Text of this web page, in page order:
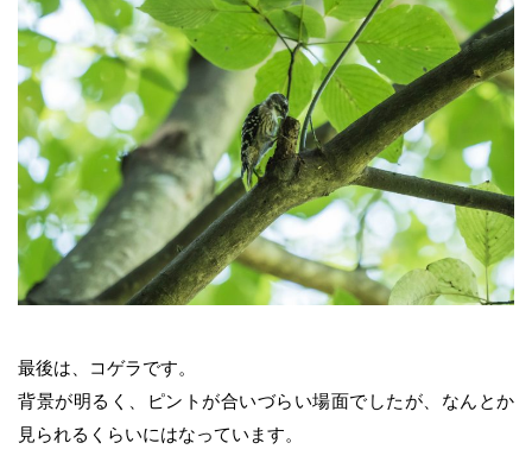
最後は、コゲラです。
背景が明るく、ピントが合いづらい場面でしたが、なんとか
見られるくらいにはなっています。